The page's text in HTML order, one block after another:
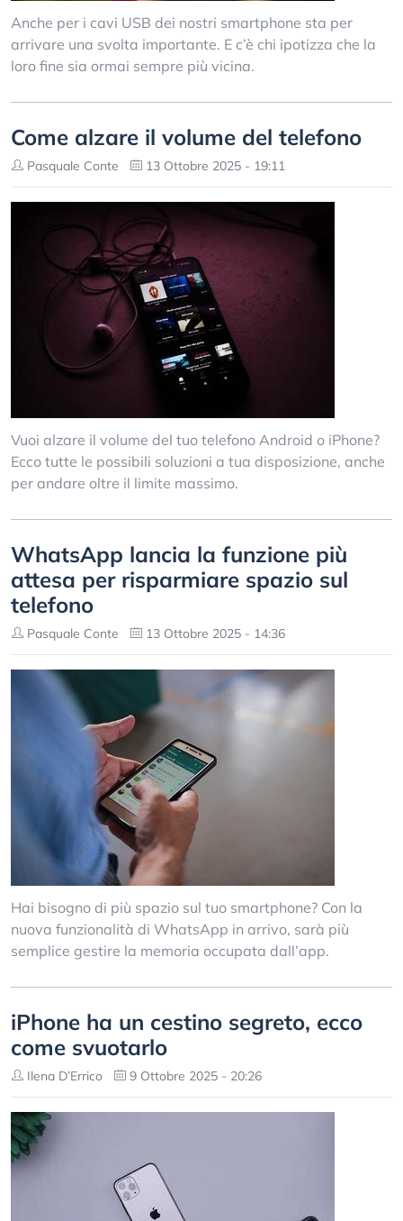
Anche per i cavi USB dei nostri smartphone sta per
arrivare una svolta importante. E c’è chi ipotizza che la
loro fine sia ormai sempre più vicina.
Come alzare il volume del telefono
Pasquale Conte 13 Ottobre 2025 - 19:11
Vuoi alzare il volume del tuo telefono Android o iPhone?
Ecco tutte le possibili soluzioni a tua disposizione, anche
per andare oltre il limite massimo.
WhatsApp lancia la funzione più
attesa per risparmiare spazio sul
telefono
Pasquale Conte 13 Ottobre 2025 - 14:36
Hai bisogno di più spazio sul tuo smartphone? Con la
nuova funzionalità di WhatsApp in arrivo, sarà più
semplice gestire la memoria occupata dall’app.
iPhone ha un cestino segreto, ecco
come svuotarlo
Ilena D’Errico 9 Ottobre 2025 - 20:26